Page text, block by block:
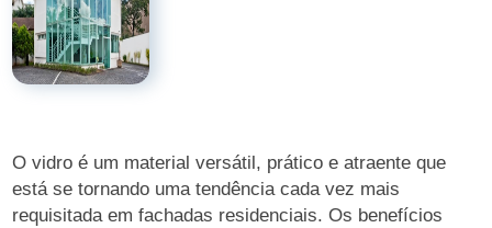
O vidro é um material versátil, prático e atraente que
está se tornando uma tendência cada vez mais
requisitada em fachadas residenciais. Os benefícios